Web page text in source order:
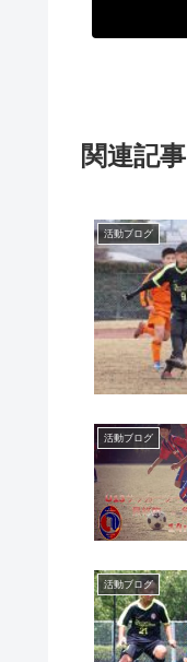
関連記事
活動ブログ
活動ブログ
活動ブログ